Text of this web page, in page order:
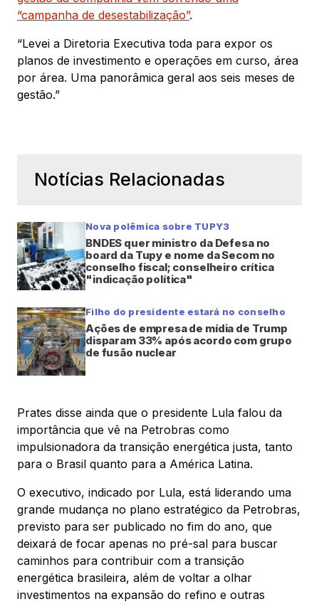
“campanha de desestabilização”.
“Levei a Diretoria Executiva toda para expor os
planos de investimento e operações em curso, área
por área. Uma panorâmica geral aos seis meses de
gestão.”
Notícias Relacionadas
Nova polêmica sobre TUPY3
BNDES quer ministro da Defesa no
board da Tupy e nome da Secom no
conselho fiscal; conselheiro crítica
"indicação política"
Filho do presidente estará no conselho
Ações de empresa de mídia de Trump
disparam 33% após acordo com grupo
de fusão nuclear
Prates disse ainda que o presidente Lula falou da
importância que vê na Petrobras como
impulsionadora da transição energética justa, tanto
para o Brasil quanto para a América Latina.
O executivo, indicado por Lula, está liderando uma
grande mudança no plano estratégico da Petrobras,
previsto para ser publicado no fim do ano, que
deixará de focar apenas no pré-sal para buscar
caminhos para contribuir com a transição
energética brasileira, além de voltar a olhar
investimentos na expansão do refino e outras